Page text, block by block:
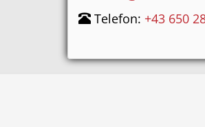
Telefon: +43 650